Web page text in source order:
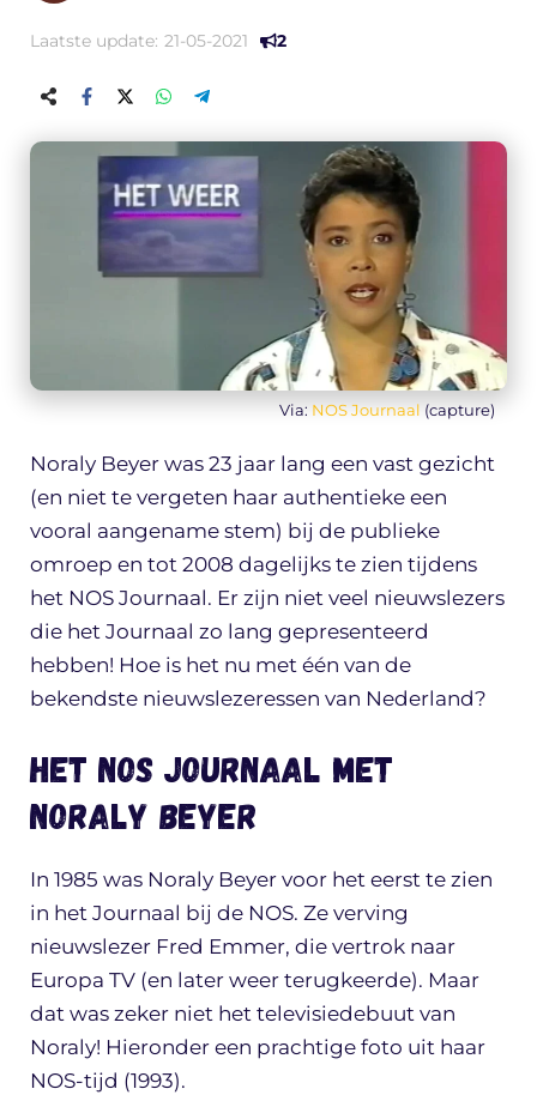
Laatste update: 21-05-2021 2
Via: NOS Journaal (capture)
Noraly Beyer was 23 jaar lang een vast gezicht
(en niet te vergeten haar authentieke een
vooral aangename stem) bij de publieke
omroep en tot 2008 dagelijks te zien tijdens
het NOS Journaal. Er zijn niet veel nieuwslezers
die het Journaal zo lang gepresenteerd
hebben! Hoe is het nu met één van de
bekendste nieuwslezeressen van Nederland?
Het NOS Journaal met
Noraly Beyer
In 1985 was Noraly Beyer voor het eerst te zien
in het Journaal bij de NOS. Ze verving
nieuwslezer Fred Emmer, die vertrok naar
Europa TV (en later weer terugkeerde). Maar
dat was zeker niet het televisiedebuut van
Noraly! Hieronder een prachtige foto uit haar
NOS-tijd (1993).